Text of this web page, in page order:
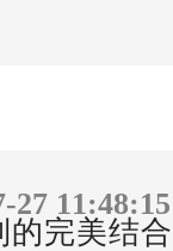
27 11:48:15
完美结